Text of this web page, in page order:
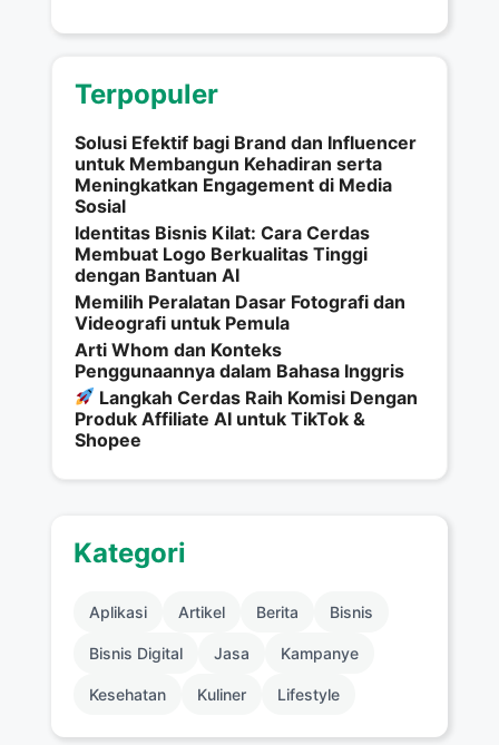
Terpopuler
Solusi Efektif bagi Brand dan Influencer
untuk Membangun Kehadiran serta
Meningkatkan Engagement di Media
Sosial
Identitas Bisnis Kilat: Cara Cerdas
Membuat Logo Berkualitas Tinggi
dengan Bantuan AI
Memilih Peralatan Dasar Fotografi dan
Videografi untuk Pemula
Arti Whom dan Konteks
Penggunaannya dalam Bahasa Inggris
Langkah Cerdas Raih Komisi Dengan
Produk Affiliate AI untuk TikTok &
Shopee
Kategori
Aplikasi Artikel Berita Bisnis
Bisnis Digital Jasa Kampanye
Kesehatan Kuliner Lifestyle